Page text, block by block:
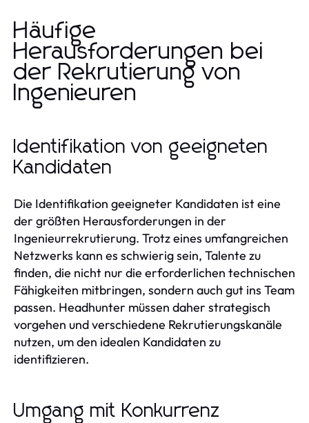
Häufige
Herausforderungen bei
der Rekrutierung von
Ingenieuren
Identifikation von geeigneten
Kandidaten
Die Identifikation geeigneter Kandidaten ist eine
der größten Herausforderungen in der
Ingenieurrekrutierung. Trotz eines umfangreichen
Netzwerks kann es schwierig sein, Talente zu
finden, die nicht nur die erforderlichen technischen
Fähigkeiten mitbringen, sondern auch gut ins Team
passen. Headhunter müssen daher strategisch
vorgehen und verschiedene Rekrutierungskanäle
nutzen, um den idealen Kandidaten zu
identifizieren.
Umgang mit Konkurrenz